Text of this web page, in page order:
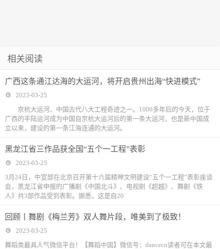
相关阅读
广西这条通江达海的大运河，将开启贵州出海“快进模式”
2023-03-25
京杭大运河，中国古代八大工程奇迹之一。1000多年后的今天，位于
广西的平陆运河成为中国自京杭大运河后的第一条大运河，也是新中国成
立以来，建设的第一条江海连通的大运河。
黑龙江省三作品获全国“五个一工程”表彰
2023-03-25
3月24日，中宣部在北京召开第十六届精神文明建设“五个一工程”表彰座谈
会，黑龙江省申报的广播剧《中国北斗》、电视剧《超越》、舞剧《铁
人》共3部作品受到表彰。据悉，这是自20
回顾丨舞剧《梅兰芳》双人舞片段，唯美到了极致！
2023-03-25
舞蹈类最具人气微信平台！【舞蹈中国】微信号：dancecn读者可在本文最